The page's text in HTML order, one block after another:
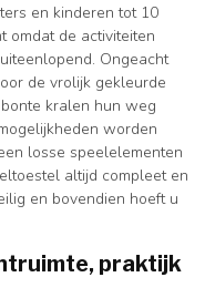
en kinderen tot 10
omdat de activiteiten
Ongeacht
de vrolijk gekleurde
kralen hun weg
worden
losse speelelementen
altijd compleet en
en bovendien hoeft u
praktijk